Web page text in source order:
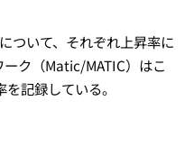
ついて、それぞれ上昇率に
ク（Matic/MATIC）はこ
記録している。